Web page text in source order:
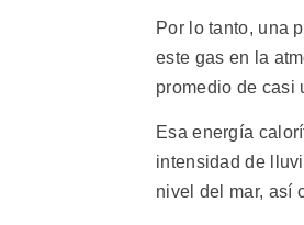
Por lo tanto, una
este gas en la
promedio de casi
Esa energía
intensidad de
nivel del mar, así